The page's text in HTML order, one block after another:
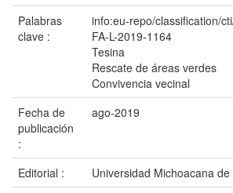
Palabras
clave :
info:eu-repo/classification/
FA-L-2019-1164
Tesina
Rescate de áreas verdes
Convivencia vecinal
Fecha de
publicación
:
ago-2019
Editorial :
Universidad Michoacana